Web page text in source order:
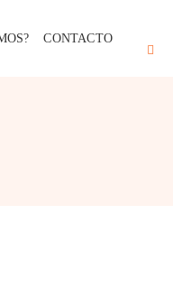
CONTACTO